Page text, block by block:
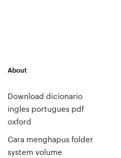
About
Download dicionario
ingles portugues pdf
oxford
Cara menghapus folder
system volume